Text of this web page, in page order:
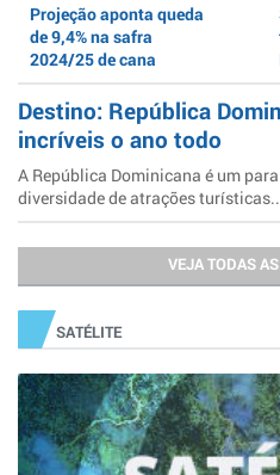
Projeção aponta queda
de 9,4% na safra
2024/25 de cana
Destino: República
incríveis o ano todo
A República Dominicana é um
diversidade de atrações
VEJA TODAS
SATÉLITE